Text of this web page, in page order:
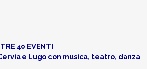
40 EVENTI
e Lugo con musica, teatro, danza